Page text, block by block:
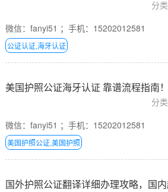
分
微信：fanyi51 ；手机：15202012581
公证认证,海牙认证
美国护照公证海牙认证 靠谱流程指南！
分
微信：fanyi51 ；手机：15202012581
美国护照公证,美国护照
国外护照公证翻译详细办理攻略，国